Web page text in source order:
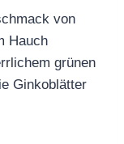
von
Hauch
grünen
Ginkoblätter